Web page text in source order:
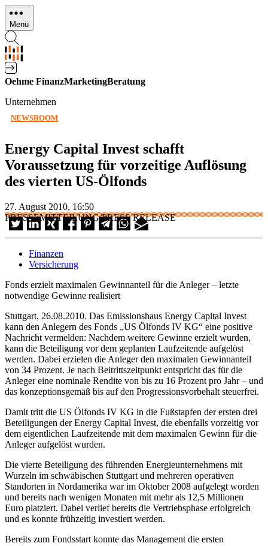
Direkt
zum
Inhalt
Menü
Oehme FinanzMarketingBeratung
Unternehmen
NEWSROOM
Energy Capital Invest schafft
Voraussetzung für vorzeitige Auflösung
des vierten US-Ölfonds
27. August 2010, 16:50
PRESSEMITTEILUNG/PRESS RELEASE
Finanzen
Versicherung
Fonds erzielt maximalen Gewinnanteil für die Anleger – letzte
notwendige Gewinne realisiert
Stuttgart, 26.08.2010. Das Emissionshaus Energy Capital Invest
kann den Anlegern des Fonds „US Ölfonds IV KG“ eine positive
Nachricht vermelden: Nachdem weitere Gewinne erzielt wurden,
kann die Beteiligung vor dem geplanten Laufzeitende aufgelöst
werden. Dabei erzielen die Anleger den maximalen Gewinnanteil
von 34 Prozent. Je nach Beitrittszeitpunkt entspricht das für die
Anleger eine nominale Rendite von bis zu 16 Prozent pro Jahr – und
das konzeptionsgemäß bis auf den Progressionsvorbehalt steuerfrei.
Damit tritt die US Ölfonds IV KG in die Fußstapfen der ersten drei
Beteiligungen der Energy Capital Invest, die ebenfalls vorzeitig vor
dem eigentlichen Laufzeitende mit dem maximalen Gewinn für die
Anleger aufgelöst wurden.
Die vierte Beteiligung des führenden Energieunternehmens mit
Wurzeln im schwäbischen Stuttgart und mehreren operativen
Standorten in Nordamerika war im Oktober 2008 aufgelegt worden
und bereits nach wenigen Monaten mit mehr als 12,5 Millionen
Euro platziert. Dabei verlief bereits die Vertriebsphase erfolgreich
und es konnte frühzeitig investiert werden.
Bereits zum Fondsstart konnte das Management die ersten